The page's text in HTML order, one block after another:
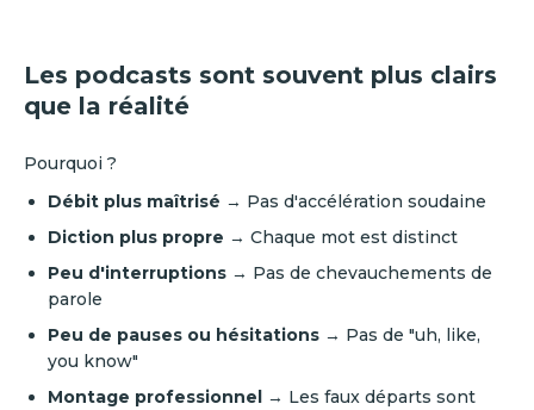
Les podcasts sont souvent plus clairs
que la réalité
Pourquoi ?
Débit plus maîtrisé → Pas d'accélération soudaine
Diction plus propre → Chaque mot est distinct
Peu d'interruptions → Pas de chevauchements de
parole
Peu de pauses ou hésitations → Pas de "uh, like,
you know"
Montage professionnel → Les faux départs sont